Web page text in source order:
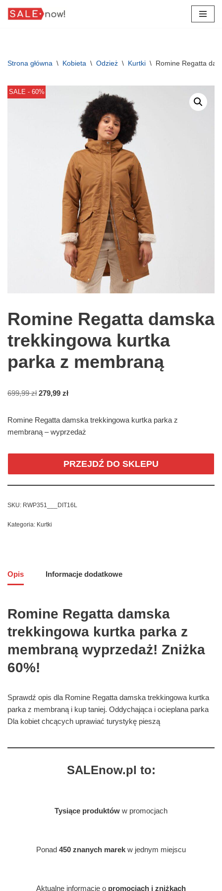
Strona główna \ Kobieta \ Odzież \ Kurtki \ Romine Regatta
SALE - 60%
Romine Regatta damska
trekkingowa kurtka
parka z membraną
699,99zł 279,99 zł
Romine Regatta damska trekkingowa kurtka parka z
membraną – wyprzedaż
PRZEJDŹ DO SKLEPU
SKU: RWP351___DIT16L
Kategoria: Kurtki
Opis Informacje dodatkowe
Romine Regatta damska
trekkingowa kurtka parka z
membraną wyprzedaż! Zniżka
60%!
Sprawdź opis dla Romine Regatta damska trekkingowa kurtka
parka z membraną i kup taniej. Oddychająca i ocieplana parka
Dla kobiet chcących uprawiać turystykę pieszą
SALEnow.pl to:
Tysiące produktów w promocjach
Ponad 450 znanych marek w jednym miejscu
Aktualne informacje o promocjach i zniżkach